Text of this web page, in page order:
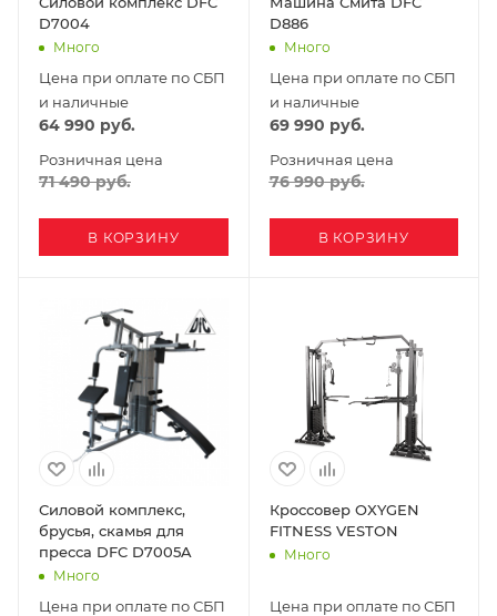
D7004
Много
Цена при оплате по СБП
и наличные
64 990 руб.
Розничная цена
71 490руб.
В КОРЗИНУ
D886
Много
Цена при оплате по СБП
и наличные
69 990 руб.
Розничная цена
76 990руб.
В КОРЗИНУ
Силовой комплекс,
брусья, скамья для
пресса DFC D7005A
Много
Цена при оплате по СБП
Кроссовер OXYGEN
FITNESS VESTON
Много
Цена при оплате по СБП